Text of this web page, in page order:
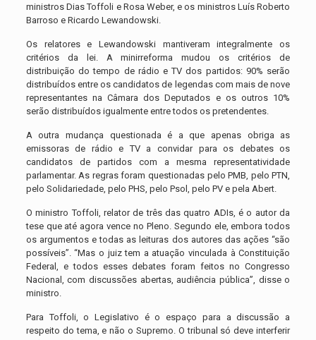
ministros Dias Toffoli e Rosa Weber, e os ministros Luís Roberto
Barroso e Ricardo Lewandowski.
Os relatores e Lewandowski mantiveram integralmente os
critérios da lei. A minirreforma mudou os critérios de
distribuição do tempo de rádio e TV dos partidos: 90% serão
distribuídos entre os candidatos de legendas com mais de nove
representantes na Câmara dos Deputados e os outros 10%
serão distribuídos igualmente entre todos os pretendentes.
A outra mudança questionada é a que apenas obriga as
emissoras de rádio e TV a convidar para os debates os
candidatos de partidos com a mesma representatividade
parlamentar. As regras foram questionadas pelo PMB, pelo PTN,
pelo Solidariedade, pelo PHS, pelo Psol, pelo PV e pela Abert.
O ministro Toffoli, relator de três das quatro ADIs, é o autor da
tese que até agora vence no Pleno. Segundo ele, embora todos
os argumentos e todas as leituras dos autores das ações “são
possíveis”. “Mas o juiz tem a atuação vinculada à Constituição
Federal, e todos esses debates foram feitos no Congresso
Nacional, com discussões abertas, audiência pública”, disse o
ministro.
Para Toffoli, o Legislativo é o espaço para a discussão a
respeito do tema, e não o Supremo. O tribunal só deve interferir